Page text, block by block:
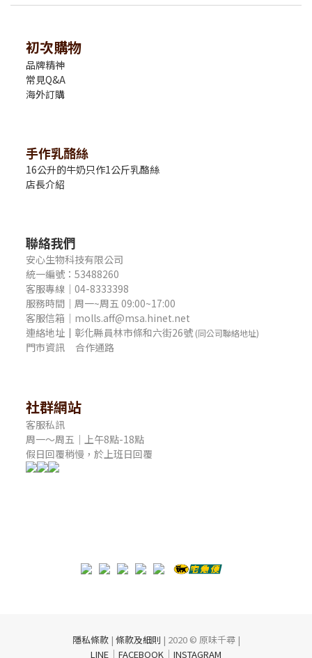
初次購物
品牌精神
常見Q&A
海外訂購
手作乳酪絲
16公升的牛奶只作1公斤乳酪絲
店長介紹
聯絡我們
安心生物科技有限公司
統一編號：53488260
客服專線｜04-8333398
服務時間｜周一~周五 09:00~17:00
客服信箱｜molls.aff@msa.hinet.net
連絡地址 ｜ 彰化縣員林市條和六街26號 (同公司聯絡地址)
門市資訊 合作通路
社群網站
客服私訊
周一～周五｜上午8點-18點
假日回覆稍慢，於上班日回覆
隱私條款| 條款及細則 | 2020 © 原味千尋 |
LINE ｜ FACEBOOK ｜ INSTAGRAM